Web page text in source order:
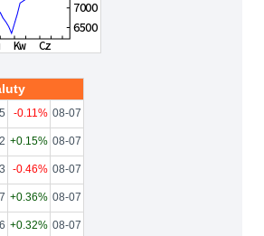
-0.11% 08-07
+0.15% 08-07
-0.46% 08-07
+0.36% 08-07
+0.32% 08-07